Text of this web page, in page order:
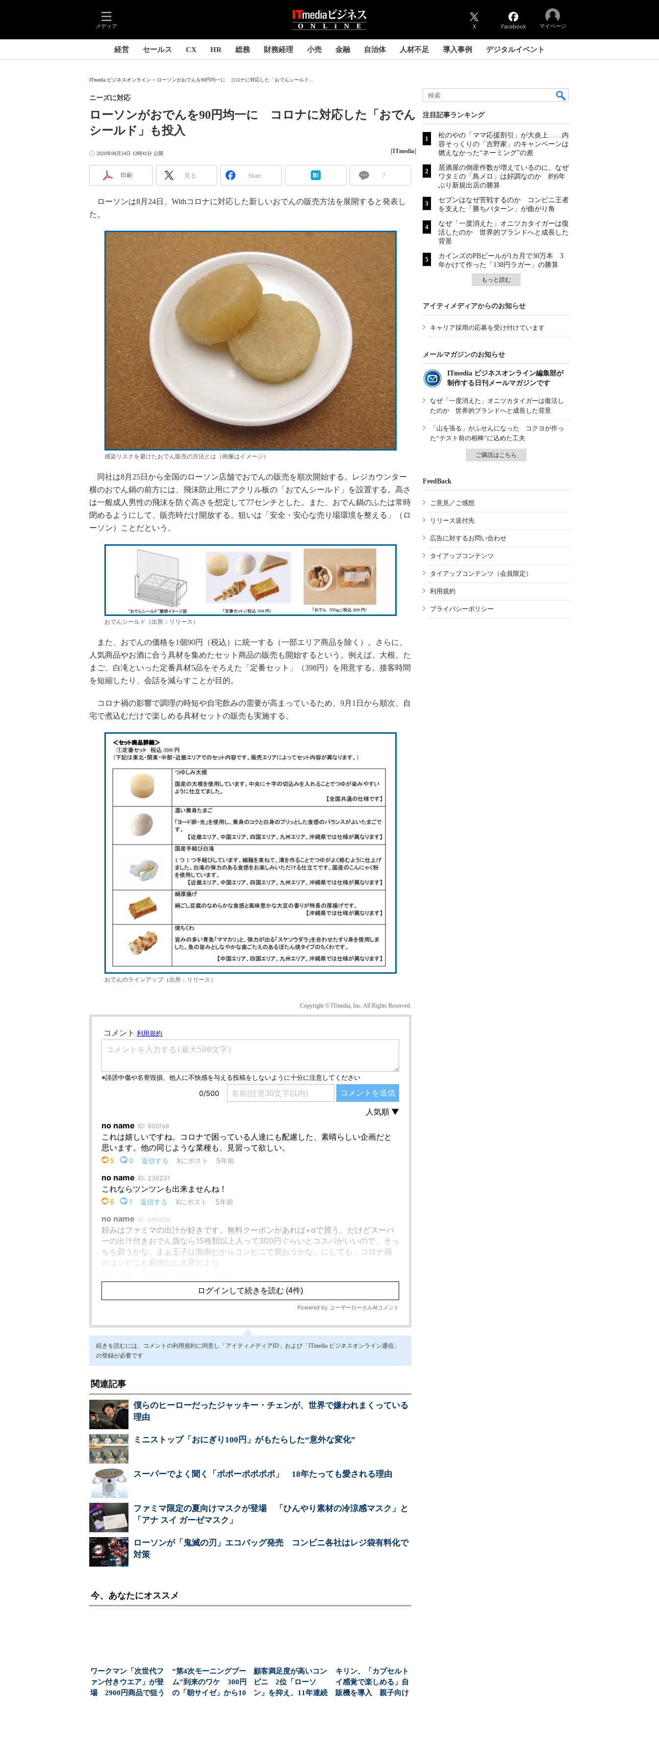
メディア X Facebook マイページ
経営 セールス CX HR 総務 財務経理 小売 金融 自治体 人材不足 導入事例 デジタルイベント
ITmedia ビジネスオンライン ローソンがおでんを90円均一に コロナに対応した「おでんシールド...
ローソンがおでんを90円均一に コロナに対応した「おでん
シールド」も投入
ニーズに対応
2020年08月24日 12時41分 公開 [ITmedia]
印刷 見る Share 7
ローソンは8月24日、Withコロナに対応した新しいおでんの販売方法を展開すると発表し
た。
感染リスクを避けたおでん販売の方法とは（画像はイメージ）
同社は8月25日から全国のローソン店舗でおでんの販売を順次開始する。レジカウンター
横のおでん鍋の前方には、飛沫防止用にアクリル板の「おでんシールド」を設置する。高さ
は一般成人男性の飛沫を防ぐ高さを想定して77センチとした。また、おでん鍋のふたは常時
閉めるようにして、販売時だけ開放する。狙いは「安全・安心な売り場環境を整える」（ロ
ーソン）ことだという。
おでんシールド（出所：リリース）
また、おでんの価格を1個90円（税込）に統一する（一部エリア商品を除く）。さらに、
人気商品やお酒に合う具材を集めたセット商品の販売も開始するという。例えば、大根、た
まご、白滝といった定番具材5品をそろえた「定番セット」（398円）を用意する。接客時間
を短縮したり、会話を減らすことが目的。
コロナ禍の影響で調理の時短や自宅飲みの需要が高まっているため、9月1日から順次、自
宅で煮込むだけで楽しめる具材セットの販売も実施する。
おでんのラインアップ（出所：リリース）
Copyright © ITmedia, Inc. All Rights Reserved.
続きを読むには、コメントの利用規約に同意し「アイティメディアID」および「ITmedia ビジネスオンライン通信」
の登録が必要です
関連記事
僕らのヒーローだったジャッキー・チェンが、世界で嫌われまくっている
理由
ミニストップ「おにぎり100円」がもたらした“意外な変化”
スーパーでよく聞く「ポポーポポポポ」 18年たっても愛される理由
ファミマ限定の夏向けマスクが登場 「ひんやり素材の冷涼感マスク」と
「アナ スイ ガーゼマスク」
ローソンが「鬼滅の刃」エコバッグ発売 コンビニ各社はレジ袋有料化で
対策
今、あなたにオススメ
ワークマン「次世代フ
ァン付きウエア」が登
場 2900円商品で狙う
“第4次モーニングブー
ム”到来のワケ 300円
の「朝サイゼ」から10
顧客満足度が高いコン
ビニ 2位「ローソ
ン」を抑え、11年連続
キリン、「カプセルト
イ感覚で楽しめる」自
販機を導入 親子向け
注目記事ランキング
松のやの「ママ応援割引」が大炎上……内
容そっくりの「吉野家」のキャンペーンは
燃えなかった“ネーミング”の差
居酒屋の倒産件数が増えているのに、なぜ
ワタミの「鳥メロ」は好調なのか 約6年
ぶり新規出店の勝算
セブンはなぜ苦戦するのか コンビニ王者
を支えた「勝ちパターン」が曲がり角
なぜ「一度消えた」オニツカタイガーは復
活したのか 世界的ブランドへと成長した
背景
カインズのPBビールが1カ月で30万本 3
年かけて作った「138円ラガー」の勝算
もっと読む
アイティメディアからのお知らせ
キャリア採用の応募を受け付けています
メールマガジンのお知らせ
ITmedia ビジネスオンライン編集部が
制作する日刊メールマガジンです
なぜ「一度消えた」オニツカタイガーは復活し
たのか 世界的ブランドへと成長した背景
「山を張る」がふせんになった コクヨが作っ
た“テスト前の相棒”に込めた工夫
ご購読はこちら
FeedBack
ご意見／ご感想
リリース送付先
広告に対するお問い合わせ
タイアップコンテンツ
タイアップコンテンツ（会員限定）
利用規約
プライバシーポリシー